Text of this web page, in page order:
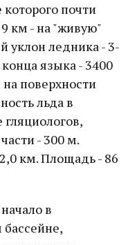
почти
км - на "живую"
уклон ледника - 3-
языка - 3400
поверхности
льда в
- 300 м.
км. Площадь - 86
в